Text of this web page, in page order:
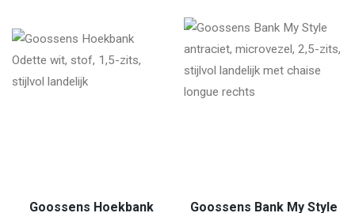
Goossens Hoekbank
Goossens Bank My Style